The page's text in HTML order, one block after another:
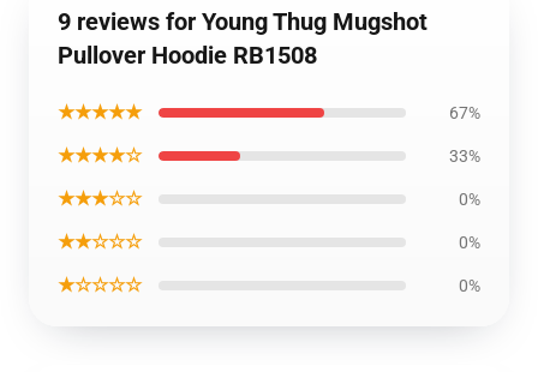
9 reviews for Young Thug Mugshot
Pullover Hoodie RB1508
★★★★★ 67%
★★★★☆ 33%
★★★☆☆ 0%
★★☆☆☆ 0%
★☆☆☆☆ 0%